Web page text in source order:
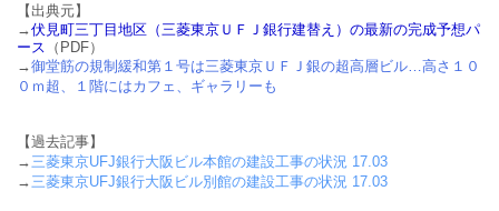
【出典元】
→伏見町三丁目地区（三菱東京ＵＦＪ銀行建替え）の最新の完成予想パ
ース
（PDF）
→御堂筋の規制緩和第１号は三菱東京ＵＦＪ銀の超高層ビル…高さ１０
０ｍ超、１階にはカフェ、ギャラリーも
【過去記事】
→ 三菱東京UFJ銀行大阪ビル本館の建設工事の状況 17.03
→ 三菱東京UFJ銀行大阪ビル別館の建設工事の状況 17.03